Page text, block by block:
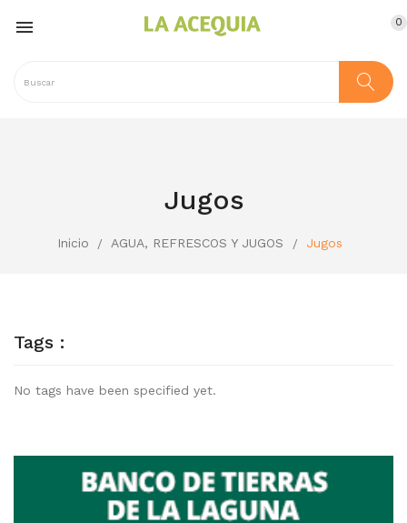
 0
Jugos
Inicio AGUA, REFRESCOS Y JUGOS Jugos
Tags :
No tags have been specified yet.